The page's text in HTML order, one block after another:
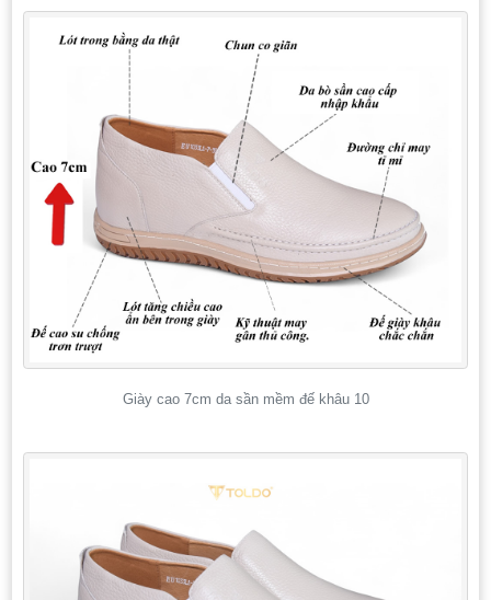
Giày cao 7cm da sần mềm đế khâu 10